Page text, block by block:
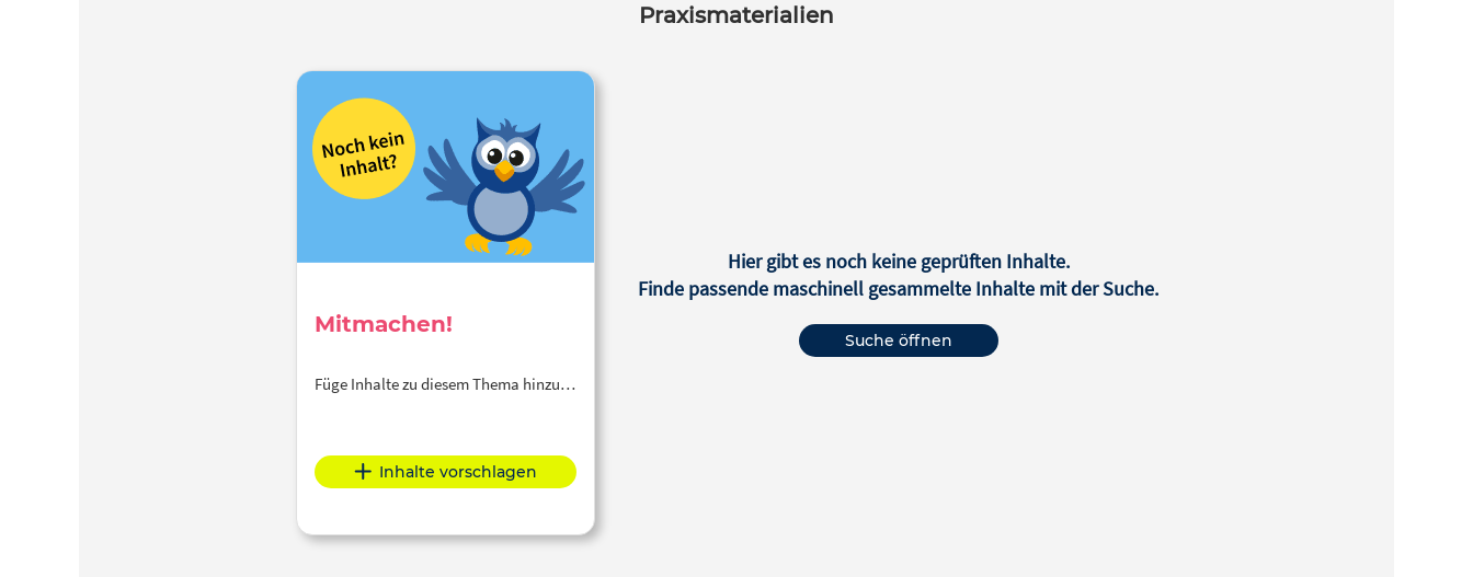
Praxismaterialien
Mitmachen!
Füge Inhalte zu diesem Thema hinzu…
Inhalte vorschlagen
Hier gibt es noch keine geprüften Inhalte.
Finde passende maschinell gesammelte Inhalte mit der Suche.
Suche öffnen